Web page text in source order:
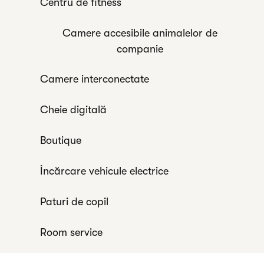
Centru de fitness
Camere accesibile animalelor de
companie
Camere interconectate
Cheie digitală
Boutique
Încărcare vehicule electrice
Paturi de copil
Room service